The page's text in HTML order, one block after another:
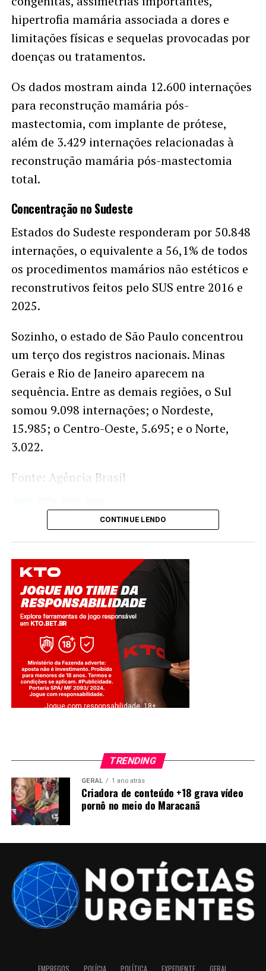
hipertrofia mamária associada a dores e
limitações físicas e sequelas provocadas por
doenças ou tratamentos.
Os dados mostram ainda 12.600 internações
para reconstrução mamária pós-
mastectomia, com implante de prótese,
além de 3.429 internações relacionadas à
reconstrução mamária pós-mastectomia
total.
Concentração no Sudeste
Estados do Sudeste responderam por 50.848
internações, o equivalente a 56,1% de todos
os procedimentos mamários não estéticos e
reconstrutivos feitos pelo SUS entre 2016 e
2025.
Sozinho, o estado de São Paulo concentrou
um terço dos registros nacionais. Minas
Gerais e Rio de Janeiro aparecem na
sequência. Entre as demais regiões, o Sul
somou 9.098 internações; o Nordeste,
15.985; o Centro-Oeste, 5.695; e o Norte,
3.022.
Fonte: Agência Brasil
Twitter
Facebook
WhatsApp
Share
CONTINUE LENDO
Jogue com responsabilidade. 18+
TRENDING
GERAL 1 ano atrás
Criadora de conteúdo +18 grava vídeo
pornô no meio do Maracanã
EMPREGOS POLÍCIA POLÍTICA EXPEDIENTE GERAL